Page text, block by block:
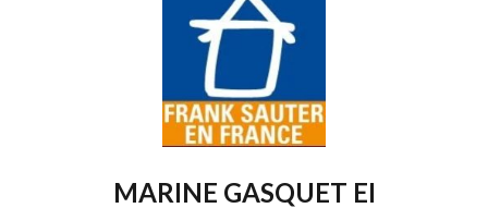
MARINE GASQUET EI